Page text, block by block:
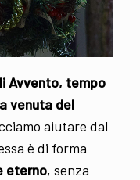
Avvento, tempo
venuta del
aiutare dal
è di forma
eterno, senza